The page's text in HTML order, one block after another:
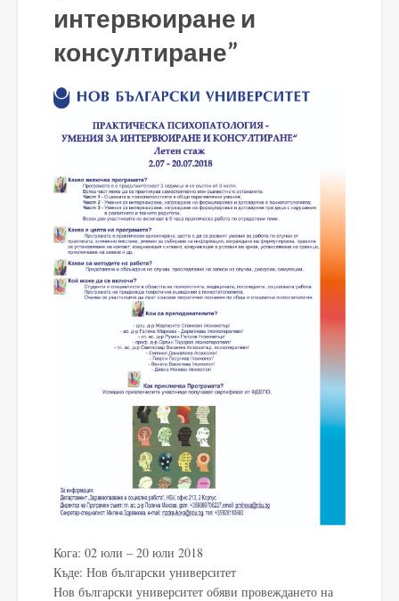
интервюиране и
консултиране”
Кога: 02 юли – 20 юли 2018
Къде: Нов български университет
Нов български университет обяви провеждането на